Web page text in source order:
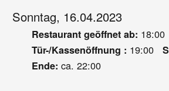
Sonntag, 16.04.2023
Restaurant geöffnet ab: 18:00
Tür-/Kassenöffnung : 19:00
Ende: ca. 22:00